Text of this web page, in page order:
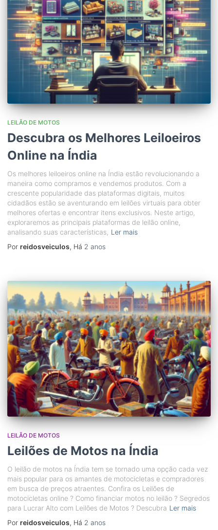
LEILÃO DE MOTOS
Descubra os Melhores Leiloeiros
Online na Índia
Os melhores leiloeiros online na Índia estão revolucionando a
maneira como compramos e vendemos produtos. Com a
crescente popularidade das plataformas digitais, muitos
cidadãos estão se aventurando em leilões virtuais para obter
melhores ofertas e encontrar itens exclusivos. Neste artigo,
exploraremos as principais plataformas de leilão online,
analisando suas características, Ler mais
Por reidosveiculos, Há 2 anos
LEILÃO DE MOTOS
Leilões de Motos na Índia
O leilão de motos na Índia tem se tornado uma opção cada vez
mais popular para os amantes de motocicletas e compradores
em busca de preços atraentes. Confira os Leilões de
motocicletas online ? Como financiar motos no leilão ? Segredos
para Lucrar Alto com Leilões de Motos ? Descubra Ler mais
Por reidosveiculos, Há 2 anos